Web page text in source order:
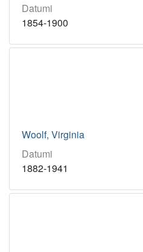
Datumi
1854-1900
Woolf, Virginia
Datumi
1882-1941